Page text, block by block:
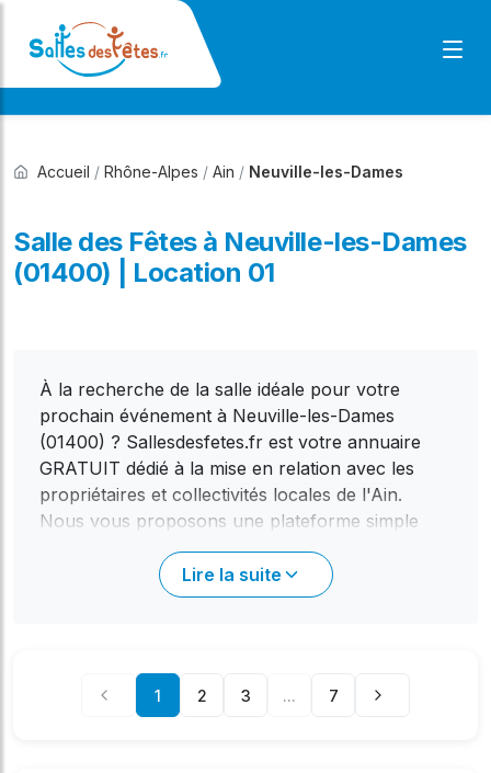
Accueil / Rhône-Alpes / Ain / Neuville-les-Dames
Salle des Fêtes à Neuville-les-Dames
(01400) | Location 01
À la recherche de la salle idéale pour votre
prochain événement à Neuville-les-Dames
(01400) ? Sallesdesfetes.fr est votre annuaire
GRATUIT dédié à la mise en relation avec les
propriétaires et collectivités locales de l'Ain.
Nous vous proposons une plateforme simple
pour découvrir l'unique salle référencée dans
cette charmante commune, parfaite pour
célébrer mariages, anniversaires, baptêmes,
transparence et la gratuité : pas de commission,
juste une mise en relation directe. Explorez la
Lire la suite
1 2 3 ... 7